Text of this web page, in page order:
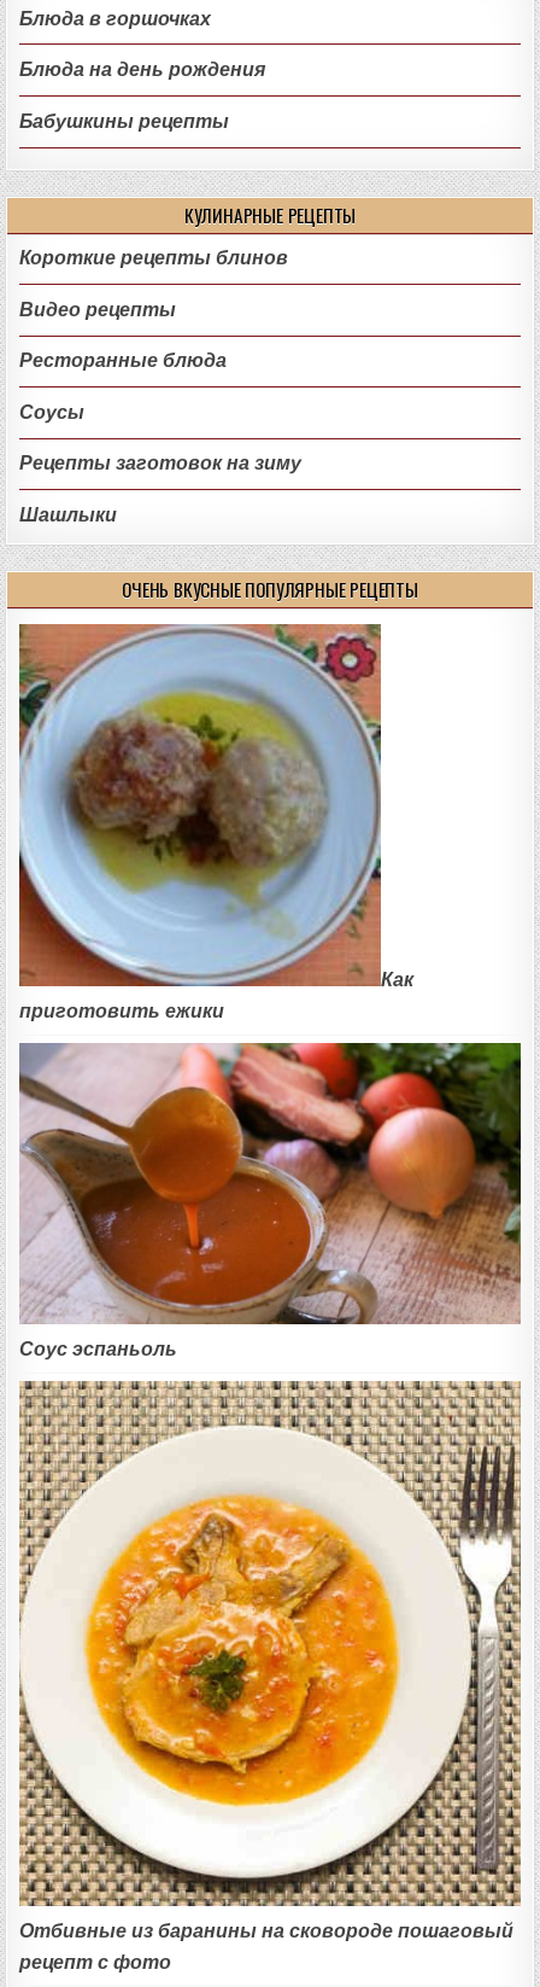
Блюда в горшочках
Блюда на день рождения
Бабушкины рецепты
КУЛИНАРНЫЕ РЕЦЕПТЫ
Короткие рецепты блинов
Видео рецепты
Ресторанные блюда
Соусы
Рецепты заготовок на зиму
Шашлыки
ОЧЕНЬ ВКУСНЫЕ ПОПУЛЯРНЫЕ РЕЦЕПТЫ
Как
приготовить ежики
Соус эспаньоль
Отбивные из баранины на сковороде пошаговый
рецепт с фото